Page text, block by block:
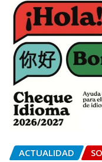
ACTUALIDAD